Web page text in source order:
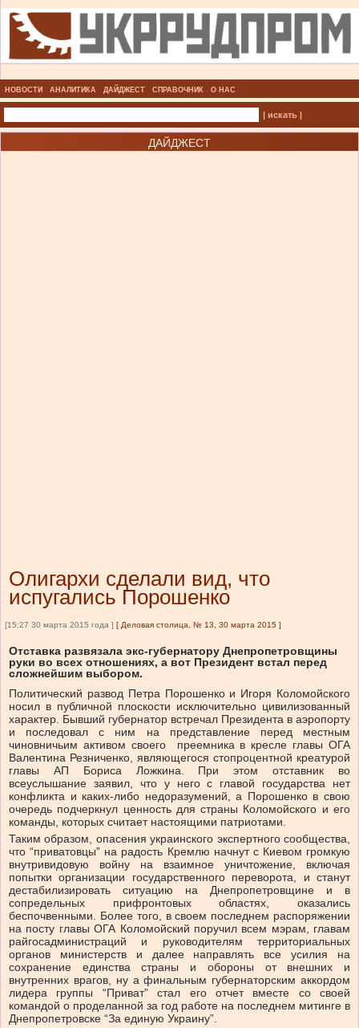
НОВОСТИ АНАЛИТИКА ДАЙДЖЕСТ СПРАВОЧНИК О НАС
| искать |
ДАЙДЖЕСТ
Олигархи сделали вид, что
испугались Порошенко
[15:27 30 марта 2015 года ] [ Деловая столица, № 13, 30 марта 2015 ]
Отставка развязала экс-губернатору Днепропетровщины
руки во всех отношениях, а вот Президент встал перед
сложнейшим выбором.
Политический развод Петра Порошенко и Игоря Коломойского
носил в публичной плоскости исключительно цивилизованный
характер. Бывший губернатор встречал Президента в аэропорту
и последовал с ним на представление перед местным
чиновничьим активом своего преемника в кресле главы ОГА
Валентина Резниченко, являющегося стопроцентной креатурой
главы АП Бориса Ложкина. При этом отставник во
всеуслышание заявил, что у него с главой государства нет
конфликта и каких-либо недоразумений, а Порошенко в свою
очередь подчеркнул ценность для страны Коломойского и его
команды, которых считает настоящими патриотами.
Таким образом, опасения украинского экспертного сообщества,
что “приватовцы” на радость Кремлю начнут с Киевом громкую
внутривидовую войну на взаимное уничтожение, включая
попытки организации государственного переворота, и станут
дестабилизировать ситуацию на Днепропетровщине и в
сопредельных прифронтовых областях, оказались
беспочвенными. Более того, в своем последнем распоряжении
на посту главы ОГА Коломойский поручил всем мэрам, главам
райгосадминистраций и руководителям территориальных
органов министерств и далее направлять все усилия на
сохранение единства страны и обороны от внешних и
внутренних врагов, ну а финальным губернаторским аккордом
лидера группы “Приват” стал его отчет вместе со своей
командой о проделанной за год работе на последнем митинге в
Днепропетровске “За единую Украину”.